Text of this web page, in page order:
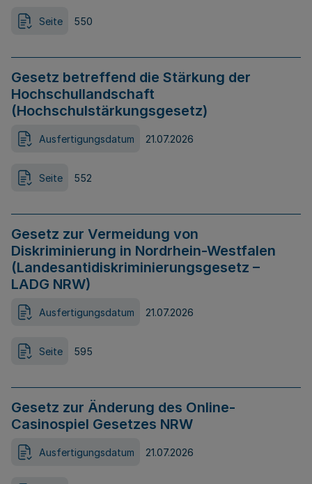
Seite 550
Gesetz betreffend die Stärkung der
Hochschullandschaft
(Hochschulstärkungsgesetz)
Ausfertigungsdatum 21.07.2026
Seite 552
Gesetz zur Vermeidung von
Diskriminierung in Nordrhein-Westfalen
(Landesantidiskriminierungsgesetz –
LADG NRW)
Ausfertigungsdatum 21.07.2026
Seite 595
Gesetz zur Änderung des Online-
Casinospiel Gesetzes NRW
Ausfertigungsdatum 21.07.2026